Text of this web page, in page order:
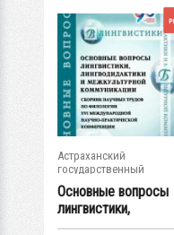
Астраханский
государственный
университет
Основные вопросы
лингвистики,
лингводидактики и...